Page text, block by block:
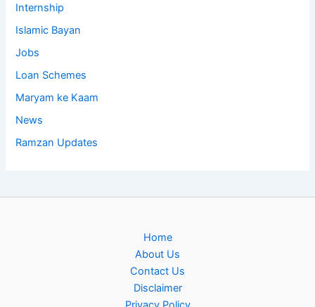
Internship
Islamic Bayan
Jobs
Loan Schemes
Maryam ke Kaam
News
Ramzan Updates
Home
About Us
Contact Us
Disclaimer